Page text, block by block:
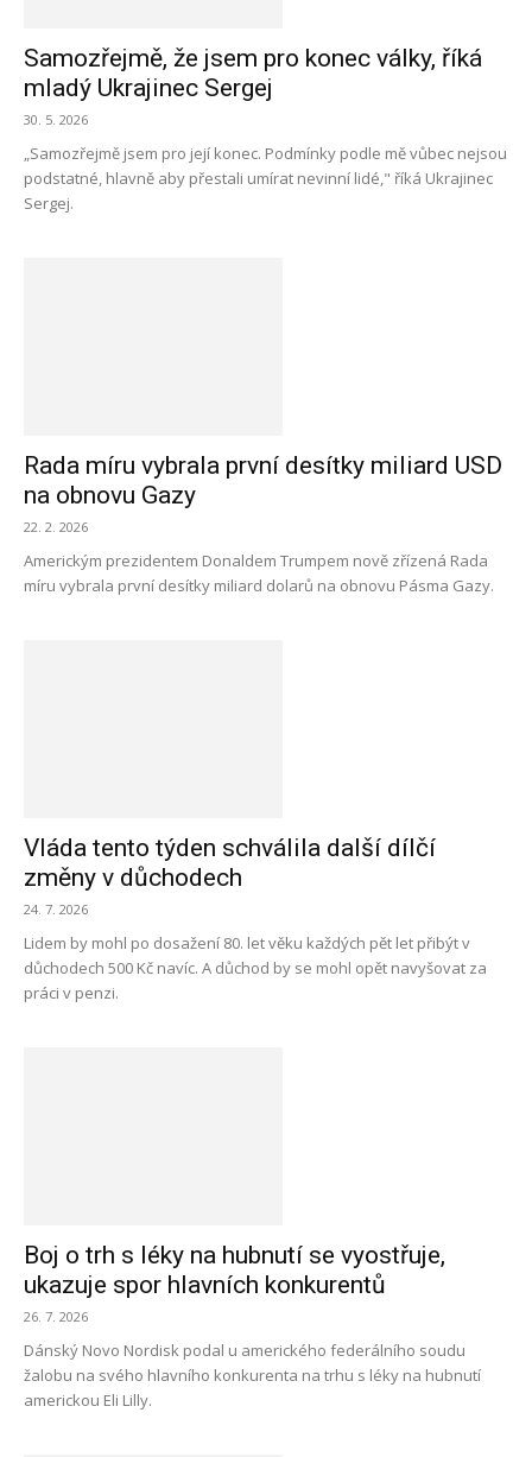
Samozřejmě, že jsem pro konec války, říká
mladý Ukrajinec Sergej
30. 5. 2026
„Samozřejmě jsem pro její konec. Podmínky podle mě vůbec nejsou
podstatné, hlavně aby přestali umírat nevinní lidé," říká Ukrajinec
Sergej.
Rada míru vybrala první desítky miliard USD
na obnovu Gazy
22. 2. 2026
Americkým prezidentem Donaldem Trumpem nově zřízená Rada
míru vybrala první desítky miliard dolarů na obnovu Pásma Gazy.
Vláda tento týden schválila další dílčí
změny v důchodech
24. 7. 2026
Lidem by mohl po dosažení 80. let věku každých pět let přibýt v
důchodech 500 Kč navíc. A důchod by se mohl opět navyšovat za
práci v penzi.
Boj o trh s léky na hubnutí se vyostřuje,
ukazuje spor hlavních konkurentů
26. 7. 2026
Dánský Novo Nordisk podal u amerického federálního soudu
žalobu na svého hlavního konkurenta na trhu s léky na hubnutí
americkou Eli Lilly.